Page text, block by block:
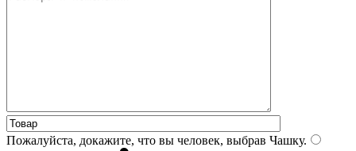
Пожалуйста, докажите, что вы человек, выбрав Чашку.